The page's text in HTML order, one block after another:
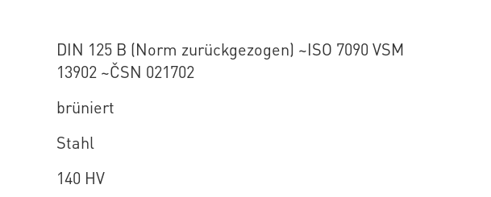
DIN 125 B (Norm zurückgezogen) ~ISO 7090 VSM
13902 ~ČSN 021702
brüniert
Stahl
140 HV